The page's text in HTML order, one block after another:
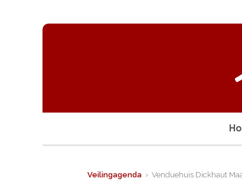
Veilingagenda › Venduehuis Dickhaut